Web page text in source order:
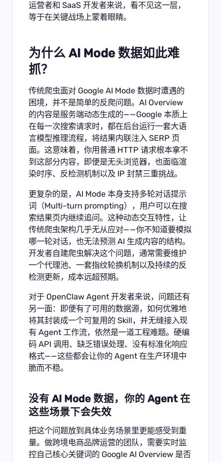
运营者和 SaaS 开发者来说，看不见这一层，
等于在关键战场上蒙着眼睛。
为什么 AI Mode 数据如此难
抓？
传统爬虫面对 Google AI Mode 数据时遭遇的
困境，并不是简单的反爬问题。AI Overview
的内容是服务端动态生成的——Google 本质上
在每一次搜索请求时，都在后台运行一套大语
言模型推理流程，将结果内联注入 SERP 页
面。这意味着，你用普通 HTTP 请求根本拿不
到这部分内容，即便是无头浏览器，也面临渲
染时序、反检测机制以及 IP 封禁三重挑战。
更复杂的是，AI Mode 本身支持多轮对话提示
词（Multi-turn prompting），用户可以在搜
索结果页内继续追问。这种动态交互特性，让
传统爬虫架构几乎无从应对——你不知道要模拟
哪一轮对话，也无法预测 AI 生成内容的结构。
开发者自建爬虫解决这个问题，通常需要维护
一个代理池、一套指纹轮换机制以及持续的反
检测更新，成本远超预期。
对于 OpenClaw Agent 开发者来说，问题还有
另一面：即便有了可用的数据源，如何优雅地
将其封装成一个可复用的 Skill，并无缝接入现
有 Agent 工作流，依然是一道工程难题。硬编
码 API 调用、缺乏错误处理、没有标准化响应
格式——这些都会让你的 Agent 在生产环境中
脆而不稳。
没有 AI Mode 数据，你的 Agent 在
这些场景下会失效
把这个问题放到具体业务场景里更能感受到重
量。做跨境电商品牌运营的团队，需要实时监
控自己核心关键词的 Google AI Overview 是否